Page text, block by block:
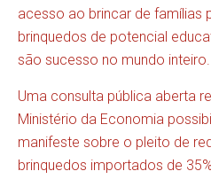
acesso ao brincar de famílias
brinquedos de potencial
são sucesso no mundo inteiro.
Uma consulta pública aberta
Ministério da Economia
manifeste sobre o pleito de
brinquedos importados de